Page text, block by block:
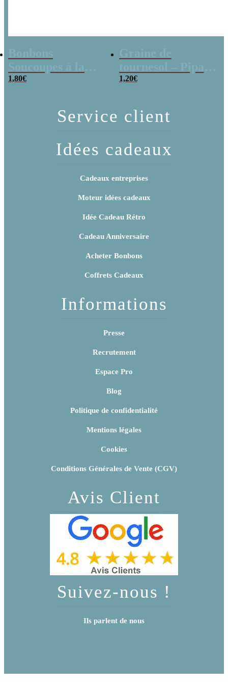
poudre (x20)
1,80€
x 3
1,20€
Service client
Idées cadeaux
Cadeaux entreprises
Moteur idées cadeaux
Idée Cadeau Rétro
Cadeau Anniversaire
Acheter Bonbons
Coffrets Cadeaux
Informations
Presse
Recrutement
Espace Pro
Blog
Politique de confidentialité
Mentions légales
Cookies
Conditions Générales de Vente (CGV)
Avis Client
Suivez-nous !
Ils parlent de nous